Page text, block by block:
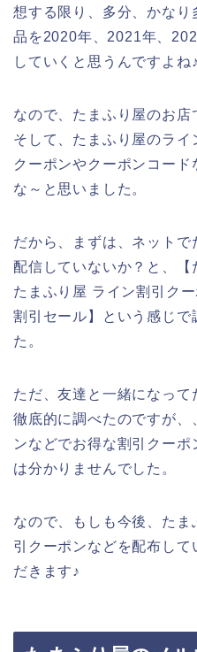
想する限り、多分、かな
品を2020年、2021年、
していくと思うんですよね♪
なので、たまふり屋のお
そして、たまふり屋のライ
クーポンやクーポンコー
な～と思いました。
だから、まずは、ネット
配信していないか？と、【
たまふり屋 ライン割引ク
割引セール】という感じで
た。
ただ、友達と一緒になっ
徹底的に調べたのですが、
ンなどでお得な割引クー
は分かりませんでした。
なので、もしも今後、たま
引クーポンなどを配布して
だきます♪